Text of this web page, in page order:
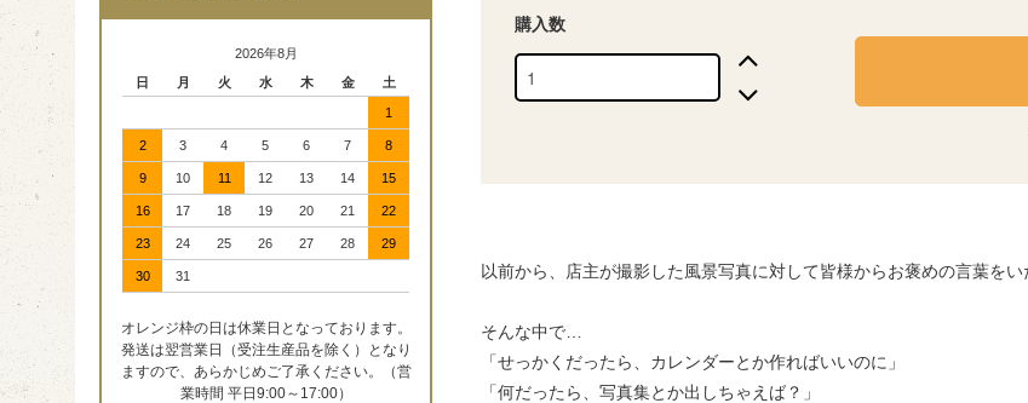
購入数
以前から、店主が撮影した風景写真に対して皆様からお褒めの言葉をい
そんな中で…
「せっかくだったら、カレンダーとか作ればいいのに」
「何だったら、写真集とか出しちゃえば？」
2026年8月
日
月 火 水 木 金 土
1
2 3 4 5 6 7 8
9 10 11 12 13 14 15
16 17 18 19 20 21 22
23 24 25 26 27 28 29
30 31
オレンジ枠の日は休業日となっております。
発送は翌営業日（受注生産品を除く）となり
ますので、あらかじめご了承ください。（営
業時間 平日9:00～17:00）